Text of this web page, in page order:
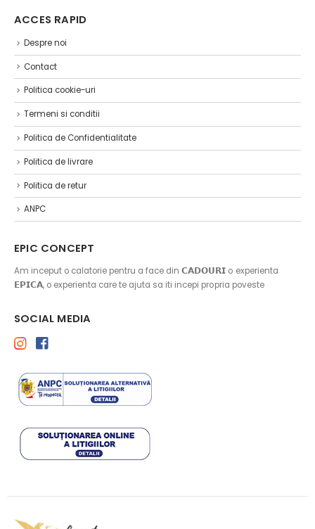
ACCES RAPID
Despre noi
Contact
Politica cookie-uri
Termeni si conditii
Politica de Confidentialitate
Politica de livrare
Politica de retur
ANPC
EPIC CONCEPT
Am inceput o calatorie pentru a face din 𝗖𝗔𝗗𝗢𝗨𝗥𝗜 o experienta
𝗘𝗣𝗜𝗖𝗔, o experienta care te ajuta sa iti incepi propria poveste
SOCIAL MEDIA